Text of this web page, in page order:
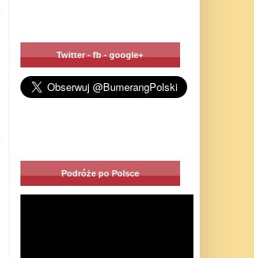
Twitter - fb - google+
Podróże po Polsce